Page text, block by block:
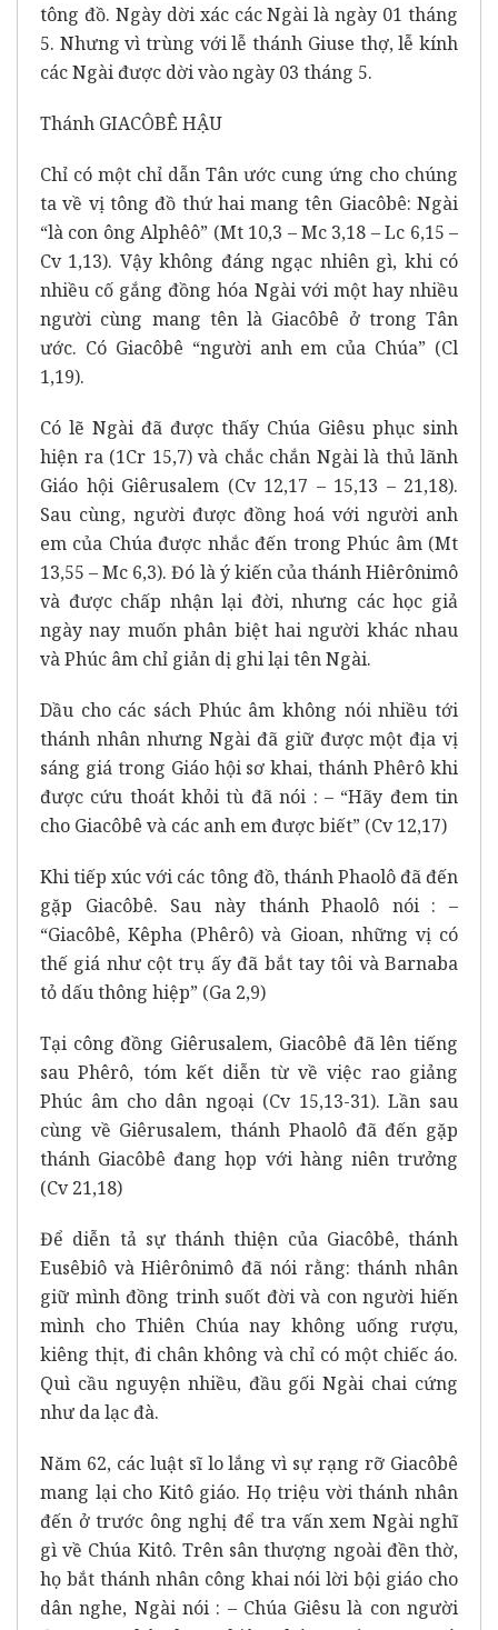
tông đồ. Ngày dời xác các Ngài là ngày 01 tháng
5. Nhưng vì trùng với lễ thánh Giuse thợ, lễ kính
các Ngài được dời vào ngày 03 tháng 5.
Thánh GIACÔBÊ HẬU
Chỉ có một chỉ dẫn Tân ước cung ứng cho chúng
ta về vị tông đồ thứ hai mang tên Giacôbê: Ngài
“là con ông Alphêô” (Mt 10,3 – Mc 3,18 – Lc 6,15 –
Cv 1,13). Vậy không đáng ngạc nhiên gì, khi có
nhiều cố gắng đồng hóa Ngài với một hay nhiều
người cùng mang tên là Giacôbê ở trong Tân
ước. Có Giacôbê “người anh em của Chúa” (Cl
1,19).
Có lẽ Ngài đã được thấy Chúa Giêsu phục sinh
hiện ra (1Cr 15,7) và chắc chắn Ngài là thủ lãnh
Giáo hội Giêrusalem (Cv 12,17 – 15,13 – 21,18).
Sau cùng, người được đồng hoá với người anh
em của Chúa được nhắc đến trong Phúc âm (Mt
13,55 – Mc 6,3). Đó là ý kiến của thánh Hiêrônimô
và được chấp nhận lại đời, nhưng các học giả
ngày nay muốn phân biệt hai người khác nhau
và Phúc âm chỉ giản dị ghi lại tên Ngài.
Dầu cho các sách Phúc âm không nói nhiều tới
thánh nhân nhưng Ngài đã giữ được một địa vị
sáng giá trong Giáo hội sơ khai, thánh Phêrô khi
được cứu thoát khỏi tù đã nói : – “Hãy đem tin
cho Giacôbê và các anh em được biết” (Cv 12,17)
Khi tiếp xúc với các tông đồ, thánh Phaolô đã đến
gặp Giacôbê. Sau này thánh Phaolô nói : –
“Giacôbê, Kêpha (Phêrô) và Gioan, những vị có
thế giá như cột trụ ấy đã bắt tay tôi và Barnaba
tỏ dấu thông hiệp” (Ga 2,9)
Tại công đồng Giêrusalem, Giacôbê đã lên tiếng
sau Phêrô, tóm kết diễn từ về việc rao giảng
Phúc âm cho dân ngoại (Cv 15,13-31). Lần sau
cùng về Giêrusalem, thánh Phaolô đã đến gặp
thánh Giacôbê đang họp với hàng niên trưởng
(Cv 21,18)
Để diễn tả sự thánh thiện của Giacôbê, thánh
Eusêbiô và Hiêrônimô đã nói rằng: thánh nhân
giữ mình đồng trinh suốt đời và con người hiến
mình cho Thiên Chúa nay không uống rượu,
kiêng thịt, đi chân không và chỉ có một chiếc áo.
Quì cầu nguyện nhiều, đầu gối Ngài chai cứng
như da lạc đà.
Năm 62, các luật sĩ lo lắng vì sự rạng rỡ Giacôbê
mang lại cho Kitô giáo. Họ triệu vời thánh nhân
đến ở trước ông nghị để tra vấn xem Ngài nghĩ
gì về Chúa Kitô. Trên sân thượng ngoài đền thờ,
họ bắt thánh nhân công khai nói lời bội giáo cho
dân nghe, Ngài nói : – Chúa Giêsu là con người